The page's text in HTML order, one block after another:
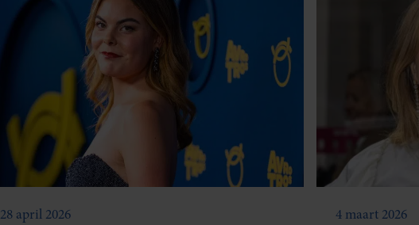
28 april 2026 4 maart 2026